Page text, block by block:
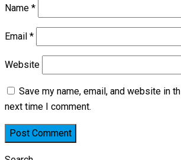
Name *
Email *
Website
Save my name, email, and website in
next time I comment.